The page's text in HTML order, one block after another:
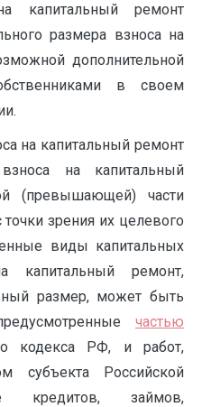
капитальный ремонт
размера взноса на
дополнительной
в своем
на капитальный ремонт
на капитальный
(превышающей) части
зрения их целевого
виды капитальных
капитальный ремонт,
размер, может быть
частью
кодекса РФ, и работ,
субъекта Российской
кредитов, займов,